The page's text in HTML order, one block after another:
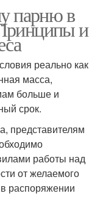
парню в
и
реально как
масса,
больше и
срок.
представителям
работы над
от желаемого
распоряжении